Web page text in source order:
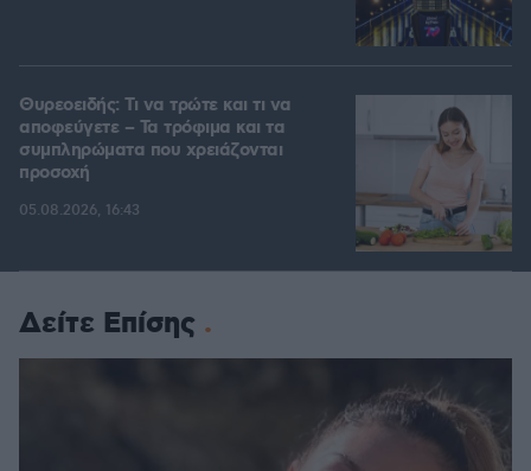
Θυρεοειδής: Τι να τρώτε και τι να
αποφεύγετε – Τα τρόφιμα και τα
συμπληρώματα που χρειάζονται
προσοχή
05.08.2026, 16:43
Δείτε Επίσης